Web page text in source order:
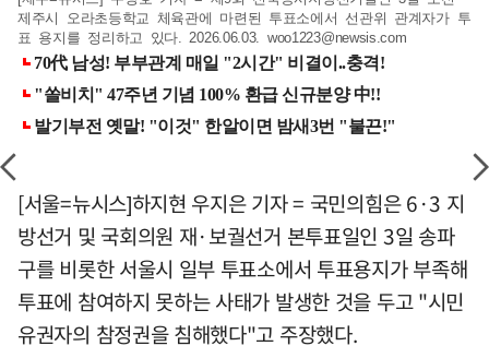
제주시 오라초등학교 체육관에 마련된 투표소에서 선관위 관계자가 투
표 용지를 정리하고 있다. 2026.06.03. woo1223@newsis.com
[서울=뉴시스]하지현 우지은 기자 = 국민의힘은 6·3 지
방선거 및 국회의원 재·보궐선거 본투표일인 3일 송파
구를 비롯한 서울시 일부 투표소에서 투표용지가 부족해
투표에 참여하지 못하는 사태가 발생한 것을 두고 "시민
유권자의 참정권을 침해했다"고 주장했다.